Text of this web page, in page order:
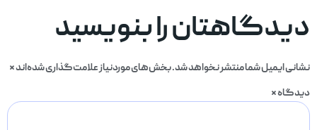
دیدگاهتان را بنویسید
نشانی ایمیل شما منتشر نخواهد شد.بخش‌های موردنیاز علامت‌گذاری شده‌اند*
دیدگاه*